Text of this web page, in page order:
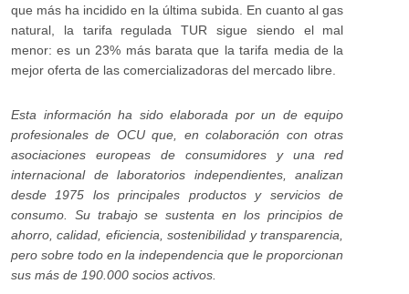
que más ha incidido en la última subida. En cuanto al gas
natural, la tarifa regulada TUR sigue siendo el mal
menor: es un 23% más barata que la tarifa media de la
mejor oferta de las comercializadoras del mercado libre.
Esta información ha sido elaborada por un de equipo
profesionales de OCU que, en colaboración con otras
asociaciones europeas de consumidores y una red
internacional de laboratorios independientes, analizan
desde 1975 los principales productos y servicios de
consumo. Su trabajo se sustenta en los principios de
ahorro, calidad, eficiencia, sostenibilidad y transparencia,
pero sobre todo en la independencia que le proporcionan
sus más de 190.000 socios activos.